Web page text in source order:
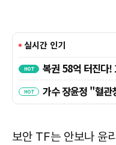
보안 TF는 안보나 윤